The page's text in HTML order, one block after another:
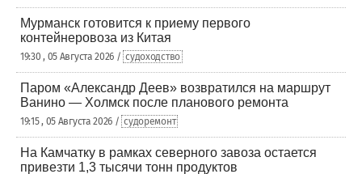
Мурманск готовится к приему первого
контейнеровоза из Китая
19:30 , 05 Августа 2026 / судоходство
Паром «Александр Деев» возвратился на маршрут
Ванино — Холмск после планового ремонта
19:15 , 05 Августа 2026 / судоремонт
На Камчатку в рамках северного завоза остается
привезти 1,3 тысячи тонн продуктов